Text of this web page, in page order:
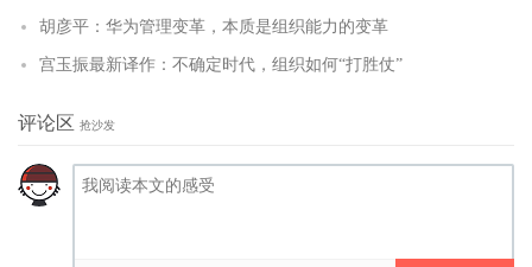
胡彦平：华为管理变革，本质是组织能力的变革
宫玉振最新译作：不确定时代，组织如何“打胜仗”
评论区 抢沙发